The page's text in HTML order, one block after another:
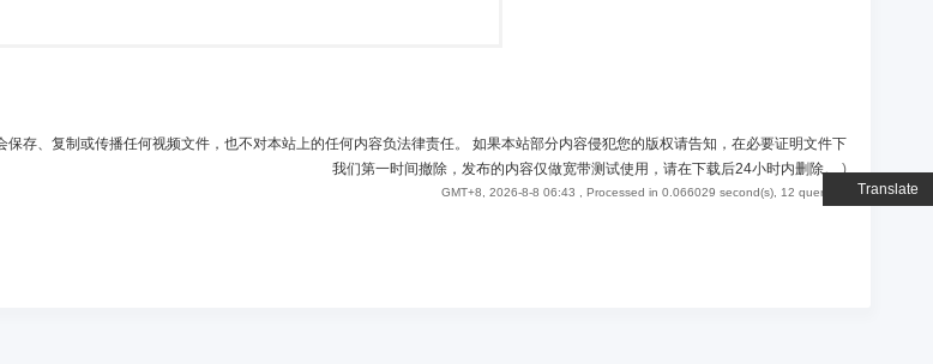
Translate
存、复制或传播任何视频文件，也不对本站上的任何内容负法律责任。 如果本站部分内容侵犯您的版权请告知，在必要证明文件下
我们第一时间撤除，发布的内容仅做宽带测试使用，请在下载后24小时内删除。)
GMT+8, 2026-8-8 06:43 , Processed in 0.066029 second(s), 12 queries .